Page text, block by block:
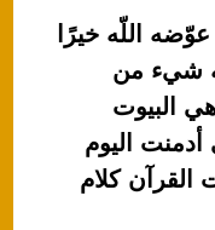
اللّه خيرًا
شيء من
البيوت
أدمنت اليوم
القرآن كلام